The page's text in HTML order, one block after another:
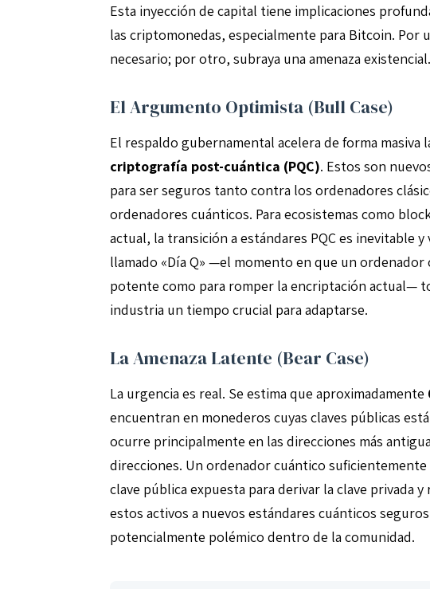
Esta inyección de capital tiene implicaciones
las criptomonedas, especialmente para Bitcoin. Por
necesario; por otro, subraya una amenaza existencial.
El Argumento Optimista (Bull Case)
El respaldo gubernamental acelera de forma
criptografía post-cuántica (PQC). Estos son
para ser seguros tanto contra los ordenadores
ordenadores cuánticos. Para ecosistemas como
actual, la transición a estándares PQC es inevitable
llamado «Día Q» —el momento en que un
potente como para romper la encriptación actual—
industria un tiempo crucial para adaptarse.
La Amenaza Latente (Bear Case)
La urgencia es real. Se estima que aproximadamente
encuentran en monederos cuyas claves públicas
ocurre principalmente en las direcciones más
direcciones. Un ordenador cuántico
clave pública expuesta para derivar la clave privada
estos activos a nuevos estándares cuánticos
potencialmente polémico dentro de la comunidad.